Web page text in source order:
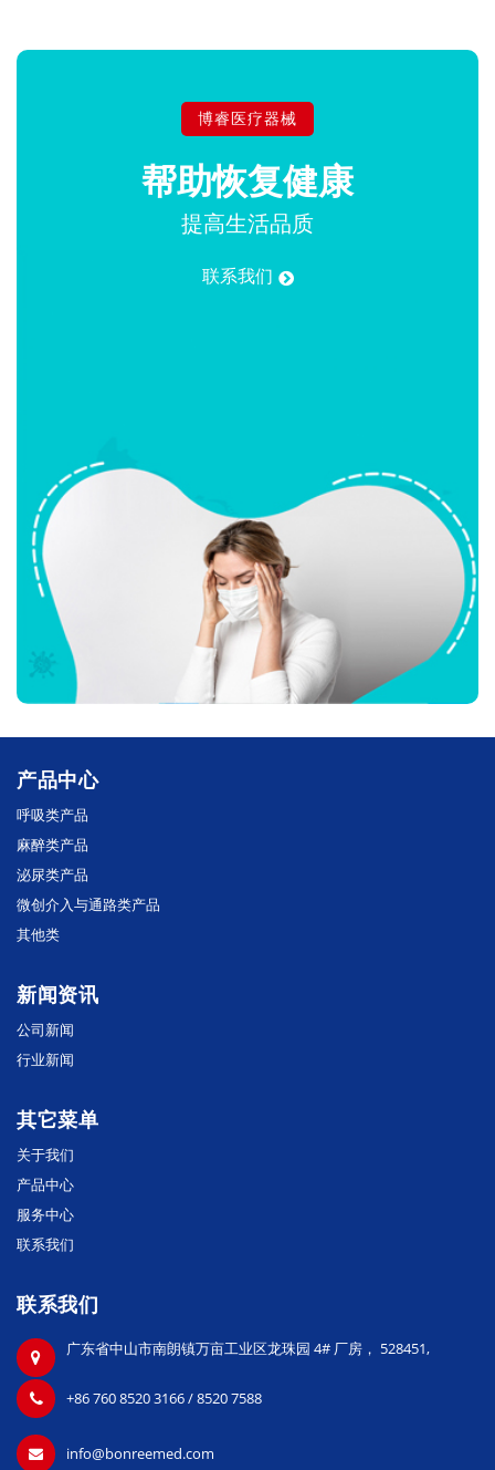
博睿医疗器械
帮助恢复健康
提高生活品质
联系我们
产品中心
呼吸类产品
麻醉类产品
泌尿类产品
微创介入与通路类产品
其他类
新闻资讯
公司新闻
行业新闻
其它菜单
关于我们
产品中心
服务中心
联系我们
联系我们
广东省中山市南朗镇万亩工业区龙珠园 4# 厂房， 528451,
+86 760 8520 3166 / 8520 7588
info@bonreemed.com